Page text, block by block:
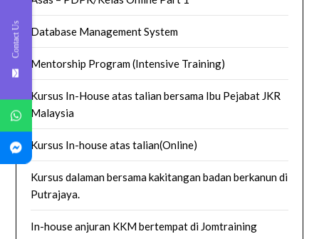
Database Management System
Mentorship Program (Intensive Training)
Kursus In-House atas talian bersama Ibu Pejabat JKR
Malaysia
Kursus In-house atas talian(Online)
Kursus dalaman bersama kakitangan badan berkanun di
Putrajaya.
In-house anjuran KKM bertempat di Jomtraining
Contact Us